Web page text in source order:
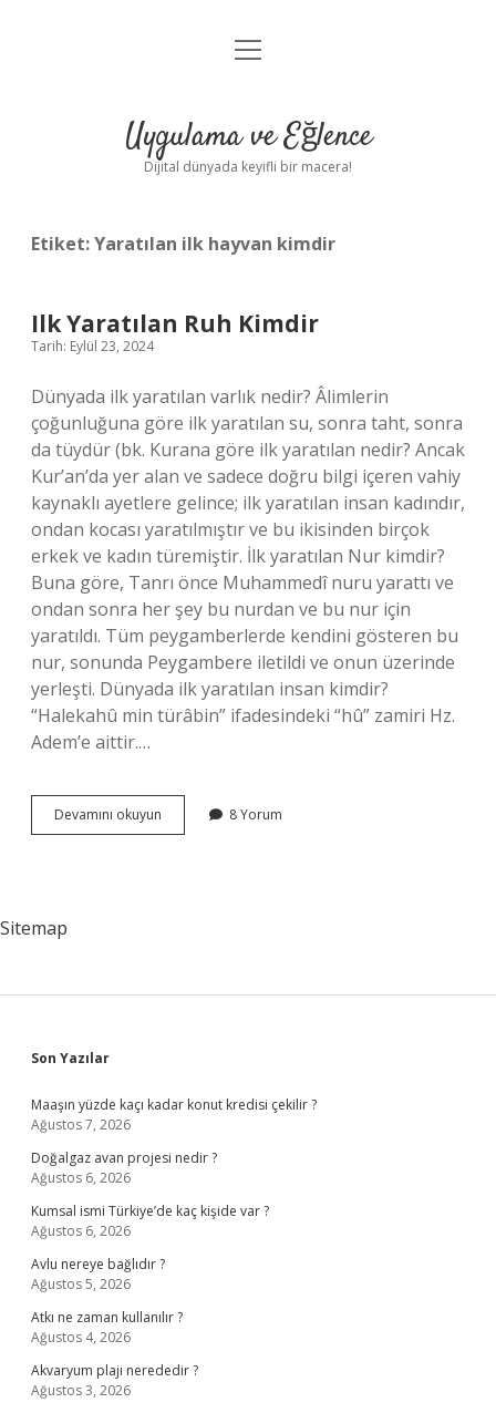
Anasayfa
Yasal Uyarı
menüyü
Uygulama ve Eğlence
Dijital dünyada keyifli bir macera!
Etiket:Yaratılan ilk hayvan kimdir
Ilk Yaratılan Ruh Kimdir
Tarih: Eylül 23, 2024
Dünyada ilk yaratılan varlık nedir? Âlimlerin
çoğunluğuna göre ilk yaratılan su, sonra taht, sonra
da tüydür (bk. Kurana göre ilk yaratılan nedir? Ancak
Kur’an’da yer alan ve sadece doğru bilgi içeren vahiy
kaynaklı ayetlere gelince; ilk yaratılan insan kadındır,
ondan kocası yaratılmıştır ve bu ikisinden birçok
erkek ve kadın türemiştir. İlk yaratılan Nur kimdir?
Buna göre, Tanrı önce Muhammedî nuru yarattı ve
ondan sonra her şey bu nurdan ve bu nur için
yaratıldı. Tüm peygamberlerde kendini gösteren bu
nur, sonunda Peygambere iletildi ve onun üzerinde
yerleşti. Dünyada ilk yaratılan insan kimdir?
“Halekahû min türâbin” ifadesindeki “hû” zamiri Hz.
Adem’e aittir.…
Devamını okuyun
Yaratılan
8 Yorum
Sitemap
Sidebar
Son Yazılar
Maaşın yüzde kaçı kadar konut kredisi çekilir ?
Ağustos 7, 2026
Doğalgaz avan projesi nedir ?
Ağustos 6, 2026
Kumsal ismi Türkiye’de kaç kişide var ?
Ağustos 6, 2026
Avlu nereye bağlıdır ?
Ağustos 5, 2026
Atkı ne zaman kullanılır ?
Ağustos 4, 2026
Akvaryum plajı nerededir ?
Ağustos 3, 2026